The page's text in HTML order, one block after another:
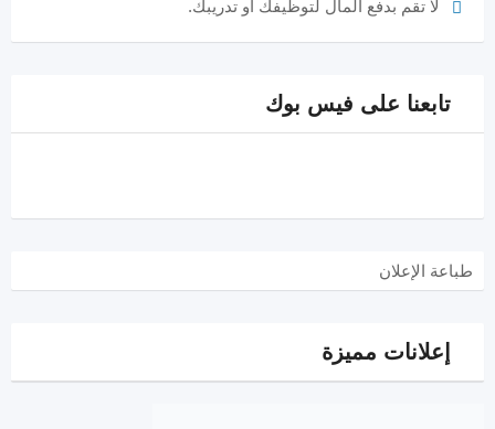
لا تقم بدفع المال لتوظيفك او تدريبك.
تابعنا على فيس بوك
طباعة الإعلان
إعلانات مميزة